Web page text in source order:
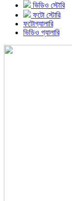
ভিডিও স্টোরি
ফটো স্টোরি
ফটোগ্যালারি
ভিডিও গ্যালারি